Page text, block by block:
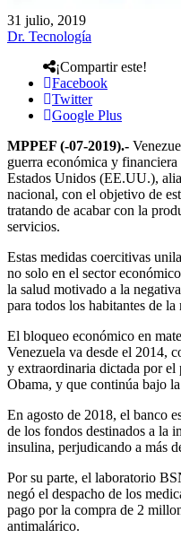
31 julio, 2019
Dr. Tecnología
¡Compartir este!
Facebook
Twitter
Google Plus
MPPEF (-07-2019).-
guerra económica y
Estados Unidos (EE.UU.),
nacional, con el objetivo de
tratando de acabar con la
servicios.
Estas medidas coercitivas
no solo en el sector
la salud motivado a la
para todos los habitantes de
El bloqueo económico en
Venezuela va desde el 2014,
y extraordinaria dictada por el
Obama, y que continúa bajo
En agosto de 2018, el banco
de los fondos destinados a la
insulina, perjudicando a más
Por su parte, el laboratorio
negó el despacho de los
pago por la compra de 2
antimalárico.